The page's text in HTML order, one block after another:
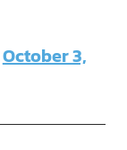
October 3,